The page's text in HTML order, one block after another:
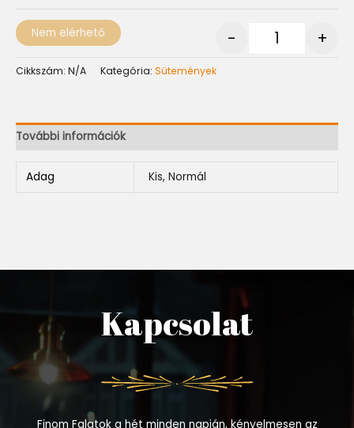
- +
Nem elérhető
Cikkszám: N/A Kategória: Sütemények
További információk
Adag Kis, Normál
Kapcsolat
Finom Falatok a hét minden napján, kényelmesen az